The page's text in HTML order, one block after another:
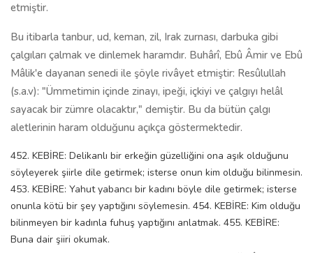
etmiştir.
Bu itibarla tanbur, ud, keman, zil, Irak zurnası, darbuka gibi
çalgıları çalmak ve dinlemek haramdır. Buhârî, Ebû Âmir ve Ebû
Mâlik'e dayanan senedi ile şöyle rivâyet etmiştir: Resûlullah
(s.a.v): "Ümmetimin içinde zinayı, ipeği, içkiyi ve çalgıyı helâl
sayacak bir zümre olacaktır," demiştir. Bu da bütün çalgı
aletlerinin haram olduğunu açıkça göstermektedir.
452. KEBİRE: Delikanlı bir erkeğin güzelliğini ona aşık olduğunu
söyleyerek şiirle dile getirmek; isterse onun kim olduğu bilinmesin.
453. KEBİRE: Yahut yabancı bir kadını böyle dile getirmek; isterse
onunla kötü bir şey yaptığını söylemesin. 454. KEBİRE: Kim olduğu
bilinmeyen bir kadınla fuhuş yaptığını anlatmak. 455. KEBİRE:
Buna dair şiiri okumak.